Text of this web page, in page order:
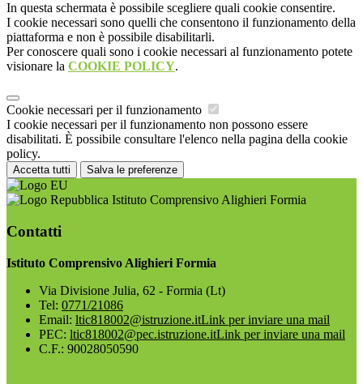
In questa schermata è possibile scegliere quali cookie consentire.
I cookie necessari sono quelli che consentono il funzionamento della
piattaforma e non è possibile disabilitarli.
Per conoscere quali sono i cookie necessari al funzionamento potete
visionare la COOKIE POLICY.
Cookie necessari per il funzionamento
I cookie necessari per il funzionamento non possono essere
disabilitati. È possibile consultare l'elenco nella pagina della cookie
policy.
Accetta tutti Salva le preferenze
Istituto Comprensivo Alighieri Formia
Contatti
Istituto Comprensivo Alighieri Formia
Via Divisione Julia, 62 - Formia (Lt)
Tel: 0771/21086
Email: ltic818002@istruzione.itLink per inviare una mail
PEC: ltic818002@pec.istruzione.itLink per inviare una mail
C.F.: 90028050590